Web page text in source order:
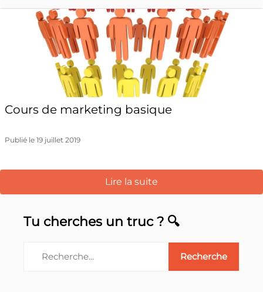
Cours de marketing basique
Publié le 19 juillet 2019
Lire la suite
Tu cherches un truc ? 🔍